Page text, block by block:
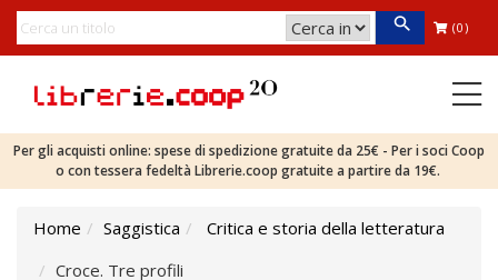
(0)
Per gli acquisti online: spese di spedizione gratuite da 25€ - Per i soci Coop
o con tessera fedeltà Librerie.coop gratuite a partire da 19€.
Home Saggistica
Critica e storia della letteratura
Croce. Tre profili